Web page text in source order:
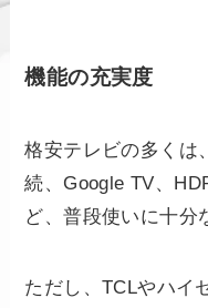
機能の充実度
格安テレビの多くは
続、Google TV、
ど、普段使いに十分
ただし、TCLやハイ